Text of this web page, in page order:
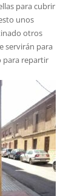
para cubrir
unos
otros
servirán para
para repartir